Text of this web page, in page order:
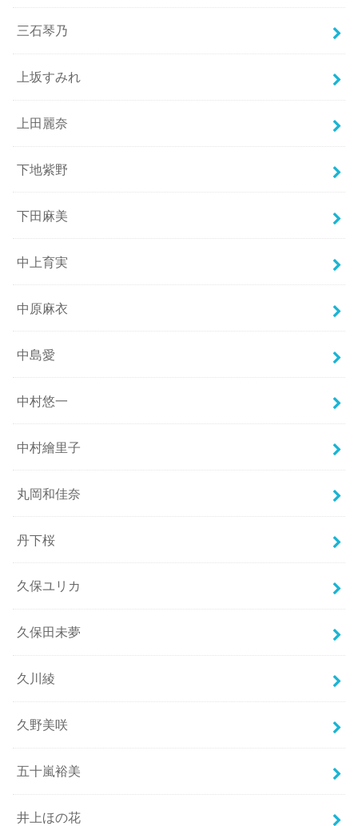
三石琴乃
上坂すみれ
上田麗奈
下地紫野
下田麻美
中上育実
中原麻衣
中島愛
中村悠一
中村繪里子
丸岡和佳奈
丹下桜
久保ユリカ
久保田未夢
久川綾
久野美咲
五十嵐裕美
井上ほの花